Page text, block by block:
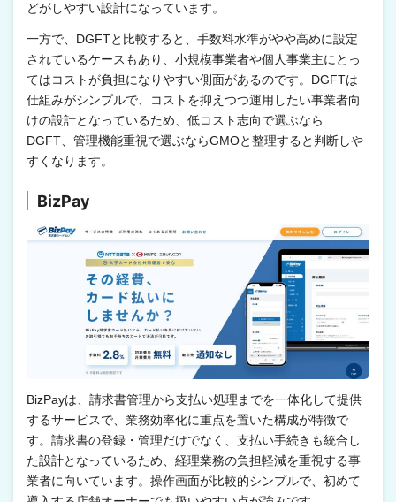
どがしやすい設計になっています。
一方で、DGFTと比較すると、手数料水準がやや高めに設定
されているケースもあり、小規模事業者や個人事業主にとっ
てはコストが負担になりやすい側面があるのです。DGFTは
仕組みがシンプルで、コストを抑えつつ運用したい事業者向
けの設計となっているため、低コスト志向で選ぶなら
DGFT、管理機能重視で選ぶならGMOと整理すると判断しや
すくなります。
BizPay
BizPayは、請求書管理から支払い処理までを一体化して提供
するサービスで、業務効率化に重点を置いた構成が特徴で
す。請求書の登録・管理だけでなく、支払い手続きも統合し
た設計となっているため、経理業務の負担軽減を重視する事
業者に向いています。操作画面が比較的シンプルで、初めて